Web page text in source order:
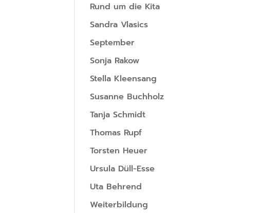
Rund um die Kita
Sandra Vlasics
September
Sonja Rakow
Stella Kleensang
Susanne Buchholz
Tanja Schmidt
Thomas Rupf
Torsten Heuer
Ursula Düll-Esse
Uta Behrend
Weiterbildung